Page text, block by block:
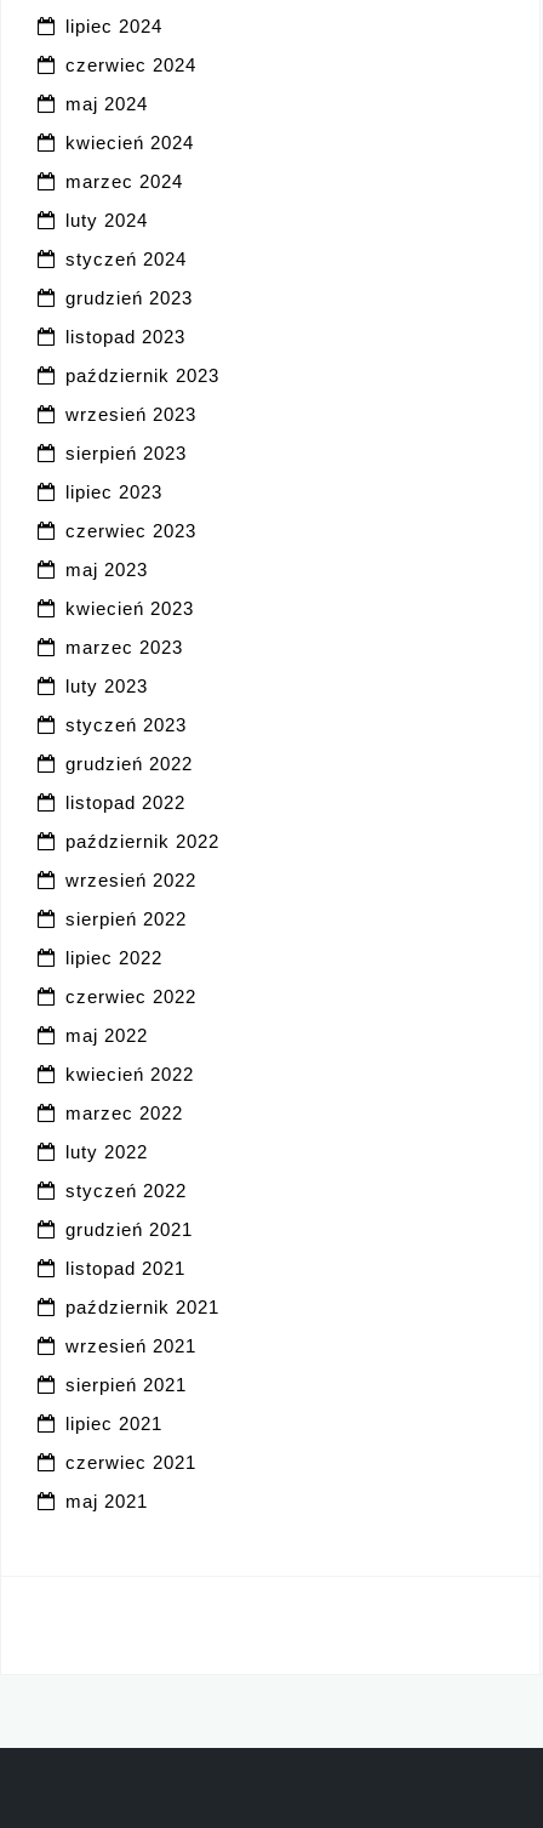
lipiec 2024
czerwiec 2024
maj 2024
kwiecień 2024
marzec 2024
luty 2024
styczeń 2024
grudzień 2023
listopad 2023
październik 2023
wrzesień 2023
sierpień 2023
lipiec 2023
czerwiec 2023
maj 2023
kwiecień 2023
marzec 2023
luty 2023
styczeń 2023
grudzień 2022
listopad 2022
październik 2022
wrzesień 2022
sierpień 2022
lipiec 2022
czerwiec 2022
maj 2022
kwiecień 2022
marzec 2022
luty 2022
styczeń 2022
grudzień 2021
listopad 2021
październik 2021
wrzesień 2021
sierpień 2021
lipiec 2021
czerwiec 2021
maj 2021